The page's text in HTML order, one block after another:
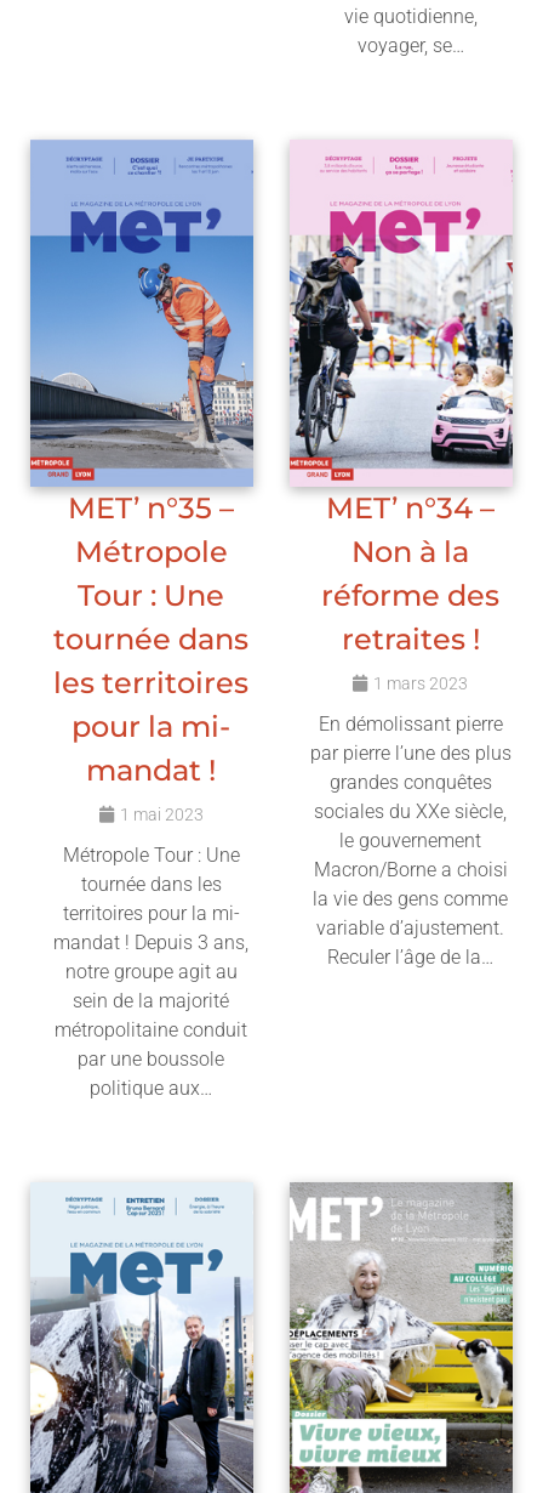
vie quotidienne,
voyager, se…
MET’ n°35 –
Métropole
Tour : Une
tournée dans
les territoires
pour la mi-
mandat !
1 mai 2023
Métropole Tour : Une
tournée dans les
territoires pour la mi-
mandat ! Depuis 3 ans,
notre groupe agit au
sein de la majorité
métropolitaine conduit
par une boussole
politique aux…
MET’ n°34 –
Non à la
réforme des
retraites !
1 mars 2023
En démolissant pierre
par pierre l’une des plus
grandes conquêtes
sociales du XXe siècle,
le gouvernement
Macron/Borne a choisi
la vie des gens comme
variable d’ajustement.
Reculer l’âge de la…